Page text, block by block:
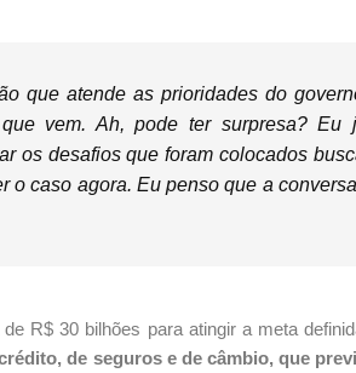
que atende as prioridades do
vem. Ah, pode ter surpresa? Eu
os desafios que foram colocados
o caso agora. Eu penso que a
R$ 30 bilhões para atingir a meta
de seguros e de câmbio, que